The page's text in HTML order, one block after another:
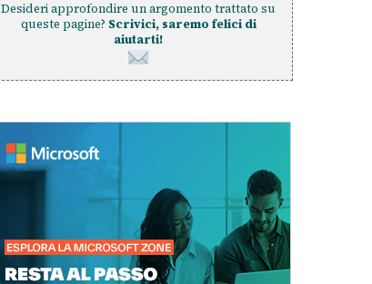
Desideri approfondire un argomento trattato su
queste pagine? Scrivici, saremo felici di
aiutarti!